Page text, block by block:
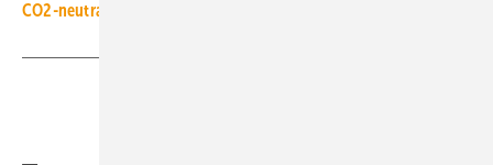
CO2-neutrale Gebäude nur mit Materialwende